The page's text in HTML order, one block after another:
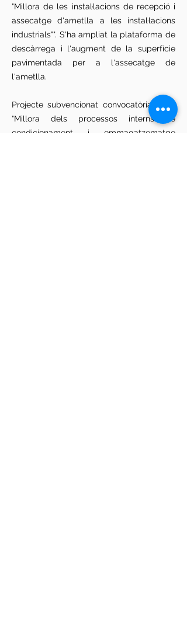
"Millora de les instal·lacions de recepció i
assecatge d'ametlla a les instal·lacions
industrials"". S'ha ampliat la plataforma de
descàrrega i l'augment de la superfície
pavimentada per a l'assecatge de
l'ametlla.
Projecte subvencionat convocatòria 2022:
"Millora dels processos interns de
condicionament i emmagatzematge